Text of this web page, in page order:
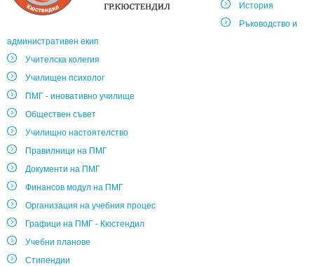
История
Ръководство и
административен екип
Учителска колегия
Училищен психолог
ПМГ - иновативно училище
Обществен съвет
Училищно настоятелство
Правилници на ПМГ
Документи на ПМГ
Финансов модул на ПМГ
Организация на учебния процес
Графици на ПМГ - Кюстендил
Учебни планове
Стипендии